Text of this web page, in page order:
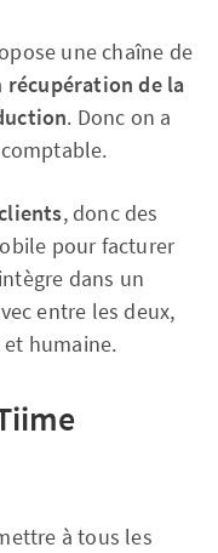
une chaîne de
récupération de la
. Donc on a
, donc des
pour facturer
dans un
entre les deux,
humaine.
à tous les